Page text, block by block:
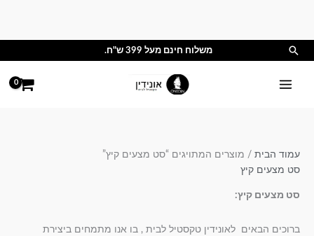
חיפוש משלוח חינם מעל 399 ש"ח.
עמוד הבית / מוצרים המתויגים “סט מצעים קיץ”
סט מצעים קיץ
סט מצעים קיץ:
ברוכים הבאים לאונידין טקסטיל לבית , בו אנו מתמחים ביצירת